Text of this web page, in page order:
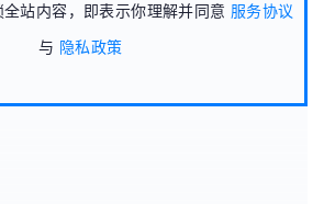
站内容，即表示你理解并同意 服务协议
与 隐私政策